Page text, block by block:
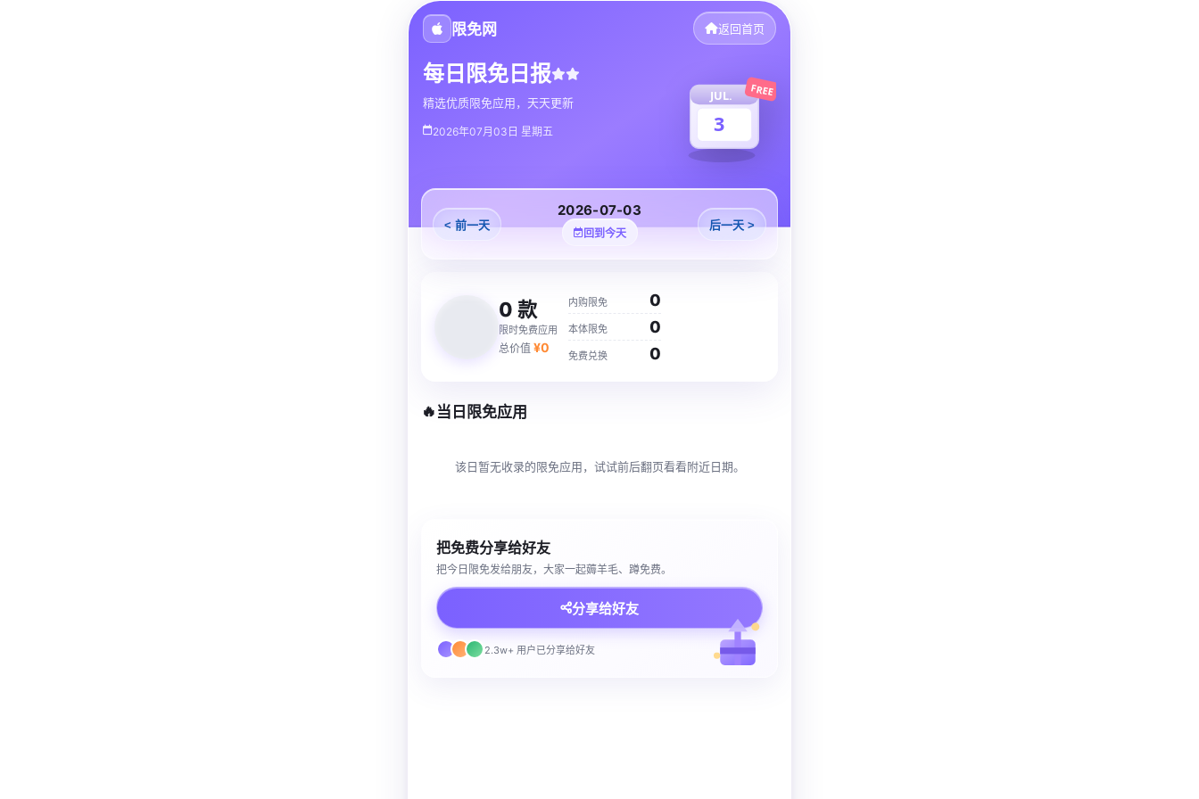
限免网 返回首页
每日限免日报
精选优质限免应用，天天更新
2026年07月03日 星期五
JUL.
3
FREE
< 前一天
2026-07-03
回到今天
后一天 >
0 款
限时免费应用
总价值 ¥0
内购限免 0
本体限免 0
免费兑换 0
🔥 当日限免应用
该日暂无收录的限免应用，试试前后翻页看看附近日期。
把免费分享给好友
把今日限免发给朋友，大家一起薅羊毛、蹲免费。
分享给好友
2.3w+ 用户已分享给好友